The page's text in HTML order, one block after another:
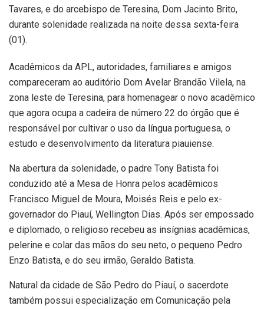
Tavares, e do arcebispo de Teresina, Dom Jacinto Brito,
durante solenidade realizada na noite dessa sexta-feira
(01).
Acadêmicos da APL, autoridades, familiares e amigos
compareceram ao auditório Dom Avelar Brandão Vilela, na
zona leste de Teresina, para homenagear o novo acadêmico
que agora ocupa a cadeira de número 22 do órgão que é
responsável por cultivar o uso da língua portuguesa, o
estudo e desenvolvimento da literatura piauiense.
Na abertura da solenidade, o padre Tony Batista foi
conduzido até a Mesa de Honra pelos acadêmicos
Francisco Miguel de Moura, Moisés Reis e pelo ex-
governador do Piauí, Wellington Dias. Após ser empossado
e diplomado, o religioso recebeu as insígnias acadêmicas,
pelerine e colar das mãos do seu neto, o pequeno Pedro
Enzo Batista, e do seu irmão, Geraldo Batista.
Natural da cidade de São Pedro do Piauí, o sacerdote
também possui especialização em Comunicação pela